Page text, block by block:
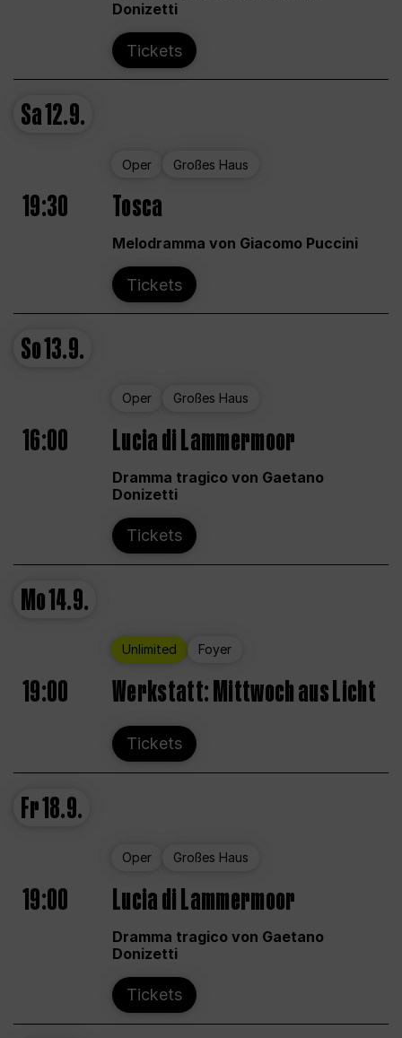
Donizetti
Tickets
Sa12.9.
Oper Großes Haus
19:30 Tosca
Melodramma von Giacomo Puccini
Tickets
So13.9.
Oper Großes Haus
16:00 Lucia di Lammermoor
Dramma tragico von Gaetano
Donizetti
Tickets
Mo14.9.
Unlimited Foyer
19:00 Werkstatt: Mittwoch aus Licht
Tickets
Fr18.9.
Oper Großes Haus
19:00 Lucia di Lammermoor
Dramma tragico von Gaetano
Donizetti
Tickets